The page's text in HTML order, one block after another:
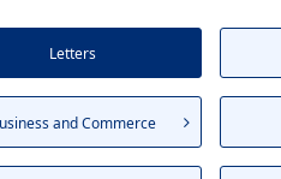
Letters
and Commerce